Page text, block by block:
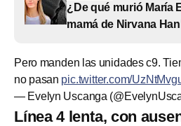
¿De qué murió María
mamá de Nirvana
Pero manden las unidades c9.
no pasan pic.twitter.com/
— Evelyn Uscanga
Línea 4 lenta, con